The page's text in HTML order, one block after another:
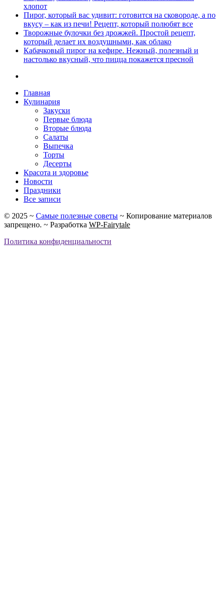
хлопот
Пирог, который вас удивит: готовится на сковороде, а по
вкусу – как из печи! Рецепт, который полюбят все
Творожные булочки без дрожжей. Простой рецепт,
который делает их воздушными, как облако
Кабачковый пирог на кефире. Нежный, полезный и
настолько вкусный, что пицца покажется пресной
Главная
Кулинария
Закуски
Первые блюда
Вторые блюда
Салаты
Выпечка
Торты
Десерты
Красота и здоровье
Новости
Праздники
Все записи
© 2025 ~ Самые полезные советы ~ Копирование материалов
запрещено. ~ Разработка WP-Fairytale
Политика конфиденциальности